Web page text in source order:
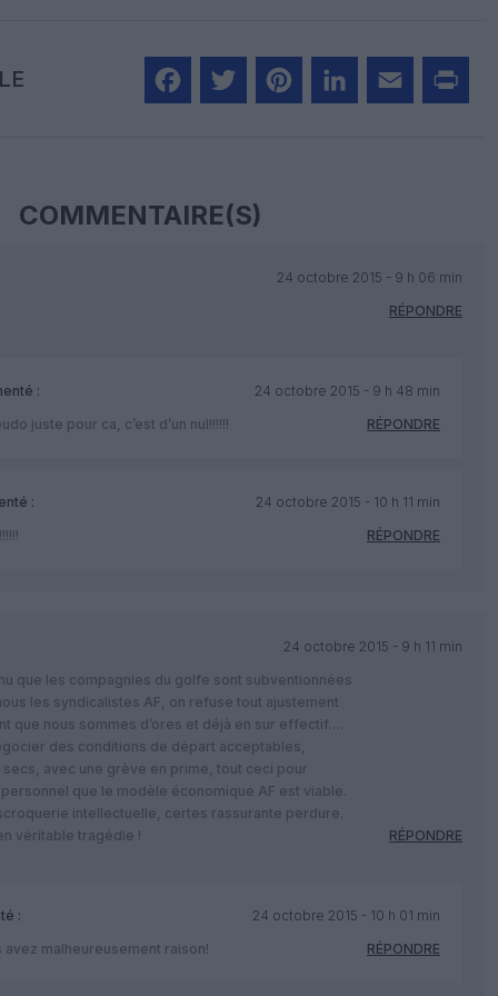
COMMENTAIRE(S)
24 octobre 2015 - 9 h 06 min
RÉPONDRE
:
24 octobre 2015 - 9 h 48 min
juste pour ca, c’est d’un nul!!!!!!
RÉPONDRE
:
24 octobre 2015 - 10 h 11 min
RÉPONDRE
24 octobre 2015 - 9 h 11 min
que les compagnies du golfe sont subventionnées
les syndicalistes AF, on refuse tout ajustement
que nous sommes d’ores et déjà en sur effectif….
des conditions de départ acceptables,
avec une grève en prime, tout ceci pour
que le modèle économique AF est viable.
intellectuelle, certes rassurante perdure.
véritable tragédie !
RÉPONDRE
:
24 octobre 2015 - 10 h 01 min
malheureusement raison!
RÉPONDRE